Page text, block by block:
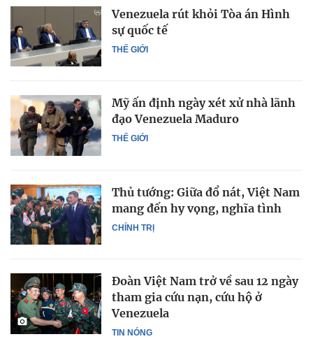
THẾ GIỚI
Venezuela rút khỏi Tòa án Hình
sự quốc tế
THẾ GIỚI
Mỹ ấn định ngày xét xử nhà lãnh
đạo Venezuela Maduro
CHÍNH TRỊ
Thủ tướng: Giữa đổ nát, Việt Nam
mang đến hy vọng, nghĩa tình
TIN NÓNG
Đoàn Việt Nam trở về sau 12 ngày
tham gia cứu nạn, cứu hộ ở
Venezuela